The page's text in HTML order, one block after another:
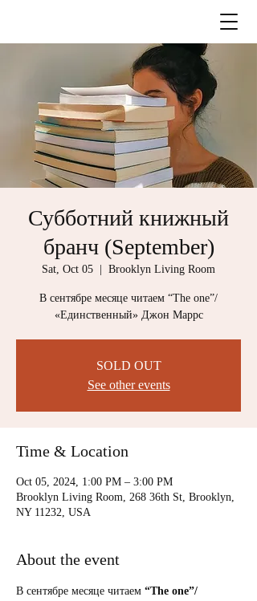
Субботний книжный
бранч (September)
Sat, Oct 05 Brooklyn Living Room
В сентябре месяце читаем “The one”/
«Единственный» Джон Маррс
SOLD OUT
See other events
Time & Location
Oct 05, 2024, 1:00 PM – 3:00 PM
Brooklyn Living Room, 268 36th St, Brooklyn,
NY 11232, USA
About the event
В сентябре месяце читаем “The one”/